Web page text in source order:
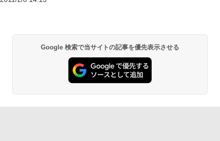
Google 検索で当サイトの記事を優先表示させる